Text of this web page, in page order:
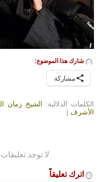
شارك هذا الموضوع:
مشاركة
الكلمات الدلالية: الشيخ زمان
الأشرف |
لا توجد
اترك تعليقاً